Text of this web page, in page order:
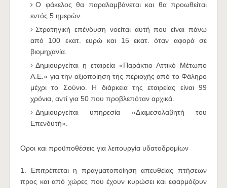
Ο φάκελος θα παραλαμβάνεται και θα προωθείται
εντός 5 ημερών.
Στρατηγική επένδυση νοείται αυτή που είναι πάνω
από 100 εκατ. ευρώ και 15 εκατ. όταν αφορά σε
βιομηχανία.
Δημιουργείται η εταιρεία «Παράκτιο Αττικό Μέτωπο
Α.Ε.» για την αξιοποίηση της περιοχής από το Φάληρο
μέχρι το Σούνιο. Η διάρκεια της εταιρείας είναι 99
χρόνια, αντί για 50 που προβλεπόταν αρχικά.
Δημιουργείται υπηρεσία «Διαμεσολαβητή του
Επενδυτή».
Οροι και προϋποθέσεις για λειτουργία υδατοδρομίων
1. Επιτρέπεται η πραγματοποίηση απευθείας πτήσεων
προς και από χώρες που έχουν κυρώσει και εφαρμόζουν